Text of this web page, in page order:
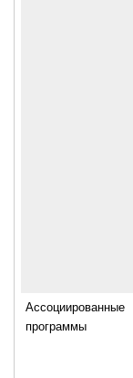
Ассоциированные
программы